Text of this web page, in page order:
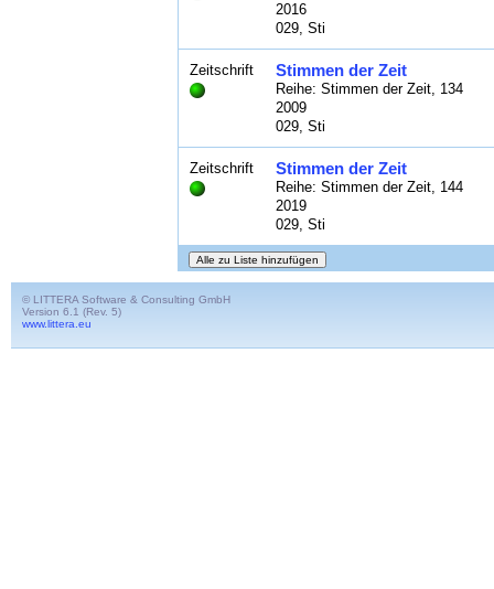
2016
029, Sti
Zeitschrift Stimmen der Zeit
Reihe: Stimmen der Zeit, 134
2009
029, Sti
Zeitschrift Stimmen der Zeit
Reihe: Stimmen der Zeit, 144
2019
029, Sti
© LITTERA Software & Consulting GmbH
Version 6.1 (Rev. 5)
www.littera.eu